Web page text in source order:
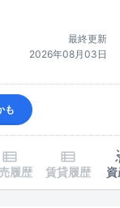
最終更新
2026年08月03日
も
履歴 賃貸履歴